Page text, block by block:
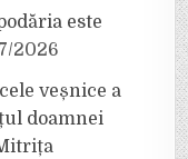
este
2026
veșnice a
doamnei